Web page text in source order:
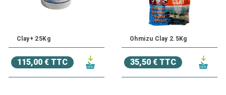
Clay+ 25Kg
115,00 € TTC
Ohmizu Clay 2.5Kg
35,50 € TTC